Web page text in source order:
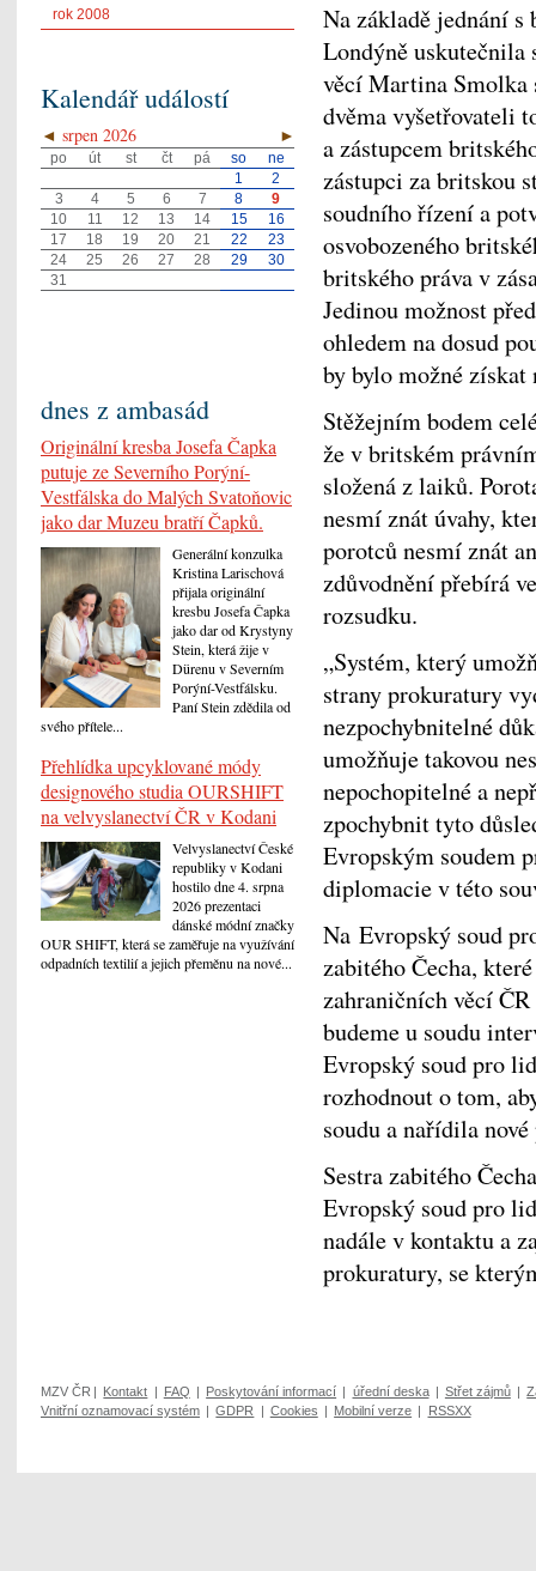
Na základě jednání
Londýně uskutečnila
věcí Martina
dvěma vyšetřovateli
a zástupcem
zástupci za britskou
soudního řízení a
osvobozeného
britského práva v
Jedinou možnost
ohledem na dosud
by bylo možné
Stěžejním bodem
že v britském
složená z laiků.
nesmí znát úvahy,
porotců nesmí znát
zdůvodnění přebírá
rozsudku.
„Systém, který
strany prokuratury
nezpochybnitelné
umožňuje takovou
nepochopitelné a
zpochybnit tyto
Evropským soudem
diplomacie v této
Na Evropský soud
zabitého Čecha,
zahraničních věcí
budeme u soudu
Evropský soud pro
rozhodnout o tom,
soudu a nařídila
Sestra zabitého
Evropský soud pro
nadále v kontaktu a
prokuratury, se
rok 2008
Kalendář událostí
◄ ►
srpen 2026
po út st čt pá so
ne
1
2
3
4 5 6 7 8
9
10
11 12 13 14 15
16
17
18 19 20 21 22
23
24
25 26 27 28 29
30
31
dnes z ambasád
Originální kresba Josefa Čapka
putuje ze Severního Porýní-
Vestfálska do Malých Svatoňovic
jako dar Muzeu bratří Čapků.
Generální konzulka
Kristina Larischová
přijala originální
kresbu Josefa Čapka
jako dar od Krystyny
Stein, která žije v
Dürenu v Severním
Porýní-Vestfálsku.
Paní Stein zdědila od
svého přítele...
Přehlídka upcyklované módy
designového studia OURSHIFT
na velvyslanectví ČR v Kodani
Velvyslanectví České
republiky v Kodani
hostilo dne 4. srpna
2026 prezentaci
dánské módní značky
OUR SHIFT, která se zaměřuje na využívání
odpadních textilií a jejich přeměnu na nové...
MZV ČR | Kontakt | FAQ | Poskytování informací | úřední deska | Střet zájmů |
Vnitřní oznamovací systém | GDPR | Cookies | Mobilní verze | RSSXX